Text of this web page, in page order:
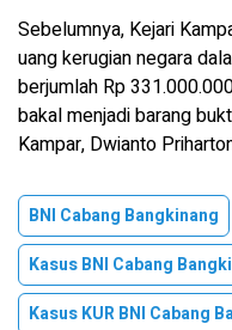
Sebelumnya, Kejari
uang kerugian negara
berjumlah Rp
bakal menjadi barang
Kampar, Dwianto
BNI Cabang Bangkinang
Kasus BNI Cabang
Kasus KUR BNI Cabang